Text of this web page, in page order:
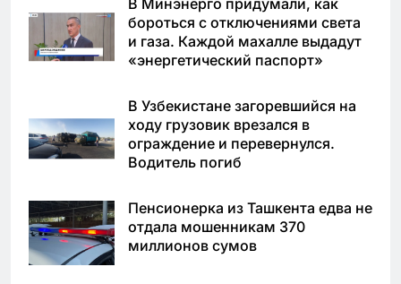
В Минэнерго придумали, как
бороться с отключениями света
и газа. Каждой махалле выдадут
«энергетический паспорт»
В Узбекистане загоревшийся на
ходу грузовик врезался в
ограждение и перевернулся.
Водитель погиб
Пенсионерка из Ташкента едва не
отдала мошенникам 370
миллионов сумов